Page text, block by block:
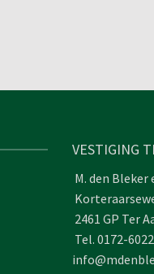
VESTIGING
M. den Bleker
2461 GP Ter
Tel. 0172-